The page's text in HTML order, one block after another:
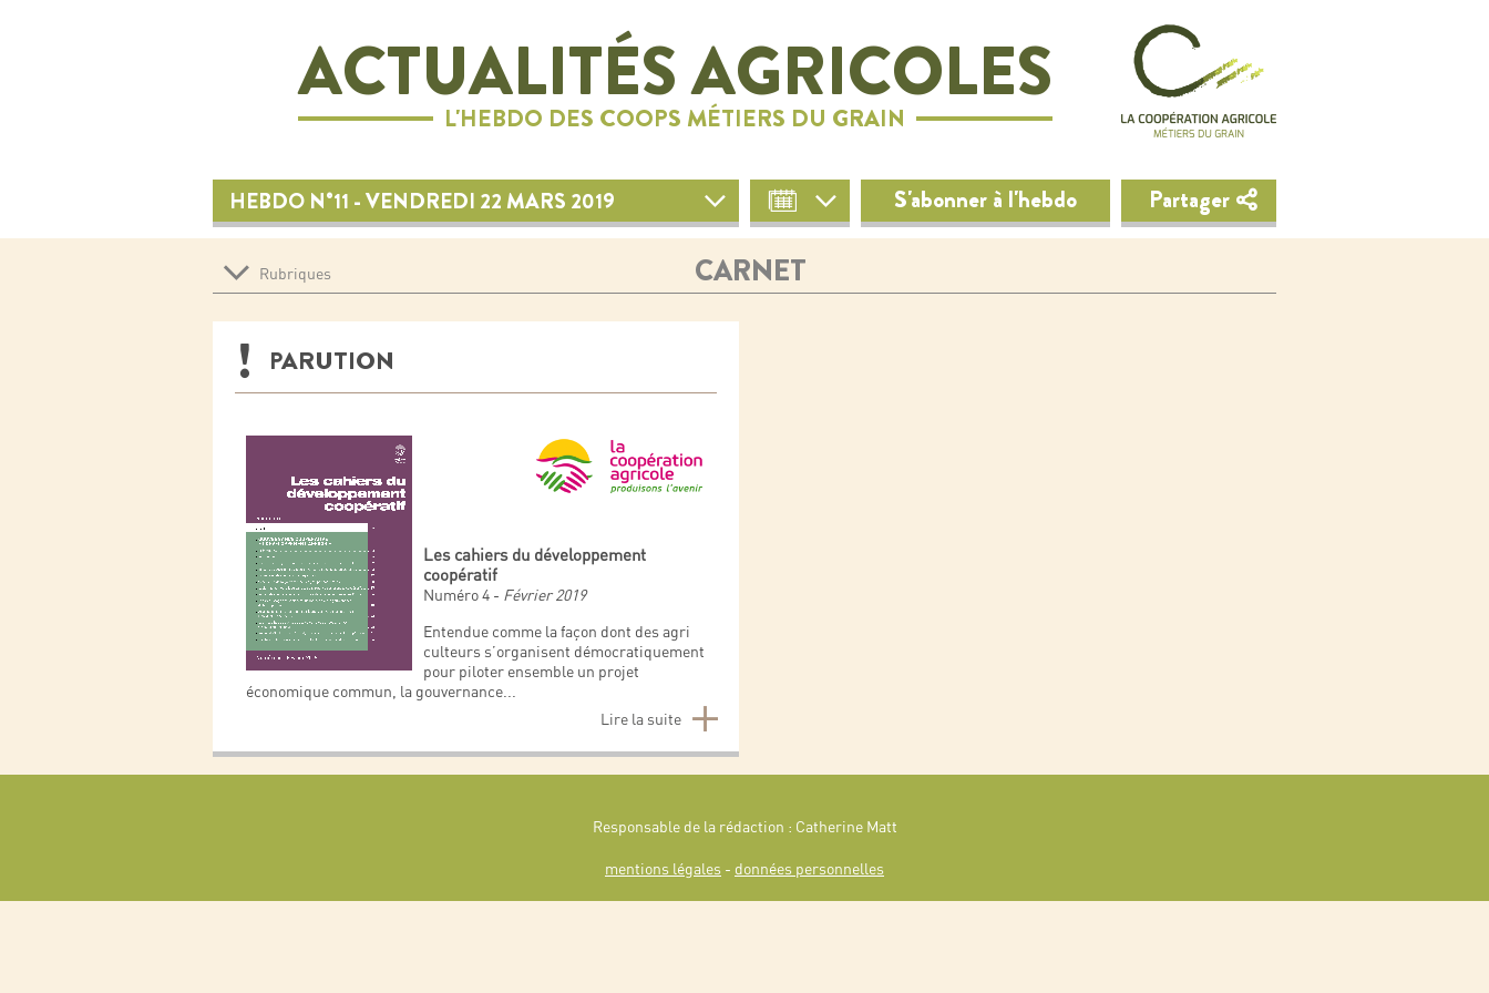
ACTUALITÉS AGRICOLES
L'HEBDO DES COOPS MÉTIERS DU GRAIN
S'abonner à l'hebdo Partager
HEBDO N°11 - VENDREDI 22 MARS 2019
CARNET
Rubriques
PARUTION
Les cahiers du développement
coopératif
Numéro 4 - Février 2019
Entendue comme la façon dont des agri
culteurs s’organisent démocratiquement
pour piloter ensemble un projet
économique commun, la gouvernance...
Lire la suite
Responsable de la rédaction : Catherine Matt
mentions légales - données personnelles